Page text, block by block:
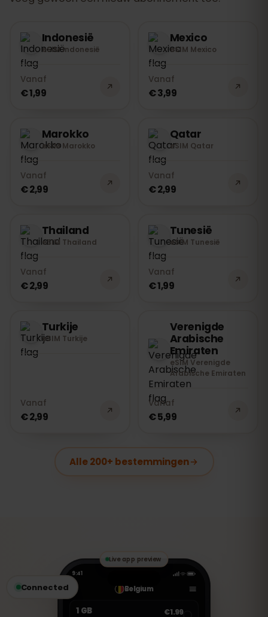
Indonesië
eSIM Indonesië
Vanaf
€ 1,99
Mexico
eSIM Mexico
Vanaf
€ 3,99
Marokko
eSIM Marokko
Vanaf
€ 2,99
Qatar
eSIM Qatar
Vanaf
€ 2,99
Thailand
eSIM Thailand
Vanaf
€ 2,99
Tunesië
eSIM Tunesië
Vanaf
€ 1,99
Turkije
eSIM Turkije
Vanaf
€ 2,99
Verenigde
Arabische
Emiraten
eSIM Verenigde
Arabische Emiraten
Vanaf
€ 5,99
Alle 200+ bestemmingen